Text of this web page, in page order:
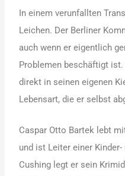
In einem verunfallten
Leichen. Der Berliner
auch wenn er eigentlich
Problemen beschäftigt
direkt in seinen eigenen
Lebensart, die er selbst
Caspar Otto Bartek lebt
und ist Leiter einer
Cushing legt er sein